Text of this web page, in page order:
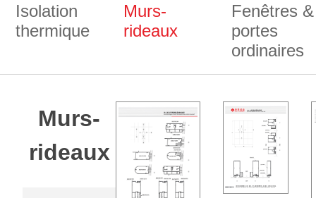
Isolation
thermique
Murs-
rideaux
Fenêtres &
portes
ordinaires
Murs-
rideaux